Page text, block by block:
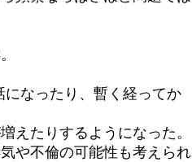
なったり、暫く経ってか
えたりするようになった。
や不倫の可能性も考えられ